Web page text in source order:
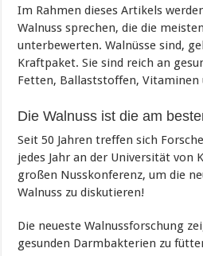
Im Rahmen dieses Artikels
Walnuss sprechen, die die
unterbewerten. Walnüsse sind,
Kraftpaket. Sie sind reich an
Fetten, Ballaststoffen, Vitaminen
Die Walnuss ist die am
Seit 50 Jahren treffen sich
jedes Jahr an der Universität von
großen Nusskonferenz, um die
Walnuss zu diskutieren!
Die neueste Walnussforschung
gesunden Darmbakterien zu